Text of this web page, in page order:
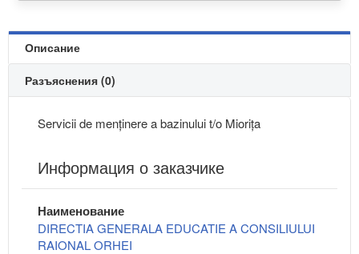
Описание
Разъяснения (0)
Servicii de menținere a bazinului t/o Miorița
Информация о заказчике
Наименование
DIRECTIA GENERALA EDUCATIE A CONSILIULUI
RAIONAL ORHEI